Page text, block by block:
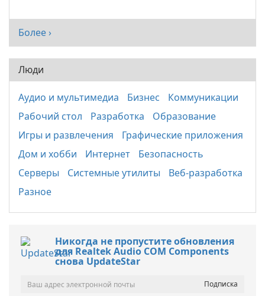
Более ›
Люди
Аудио и мультимедиа Бизнес
Коммуникации
Рабочий стол
Разработка
Образование
Игры и развлечения
Графические приложения
Дом и хобби
Интернет
Безопасность
Серверы
Системные утилиты
Веб-разработка
Разное
Никогда не пропустите обновления
для Realtek Audio COM Components
снова UpdateStar